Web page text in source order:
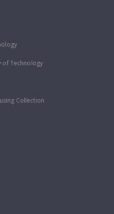
of Technology
Collection